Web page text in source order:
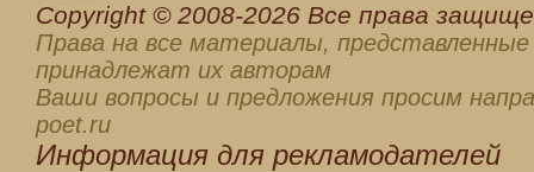
Сopyright © 2008-2026 Все права
Права на все материалы, представленные
принадлежат их авторам
Ваши вопросы и предложения просим
poet.ru
Информация для рекламодателей